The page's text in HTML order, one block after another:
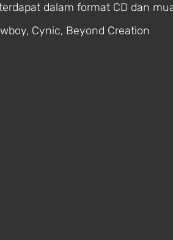
dalam format CD dan
Cynic, Beyond Creation